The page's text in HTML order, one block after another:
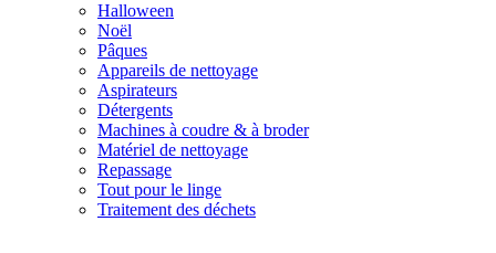
Halloween
Noël
Pâques
Appareils de nettoyage
Aspirateurs
Détergents
Machines à coudre & à broder
Matériel de nettoyage
Repassage
Tout pour le linge
Traitement des déchets